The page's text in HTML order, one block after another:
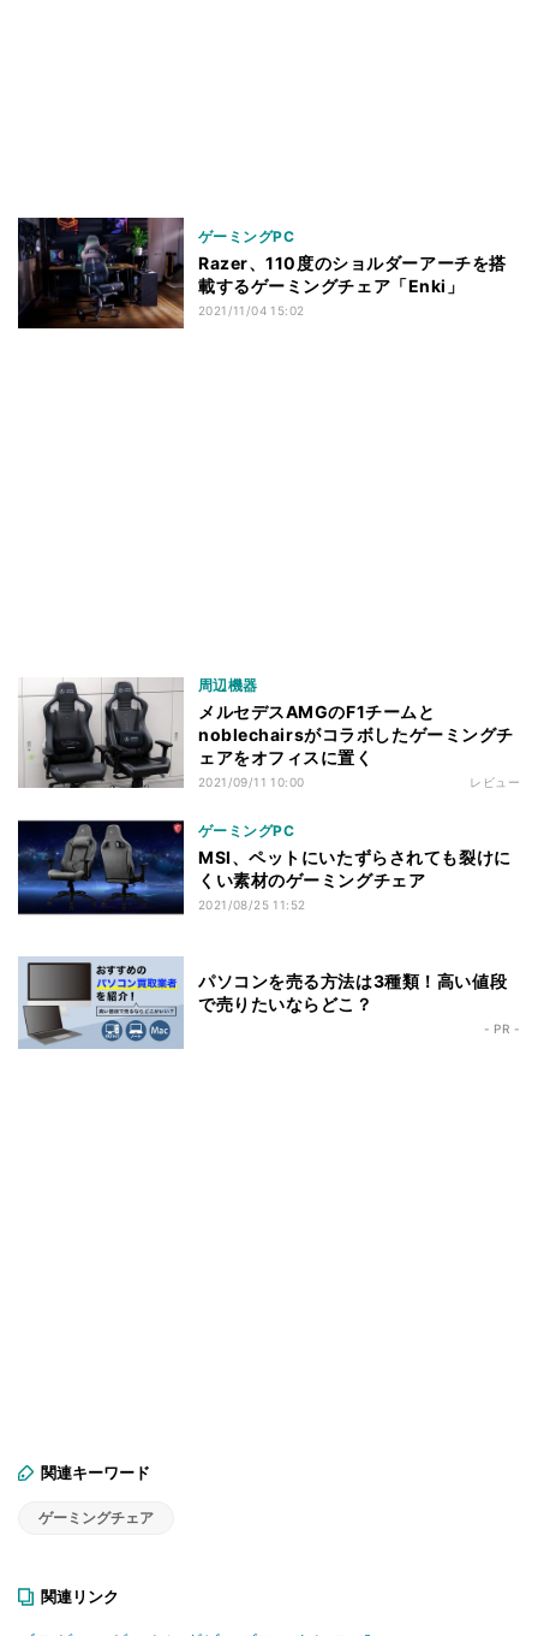
ゲーミングPC
Razer、110度のショルダーアーチを搭
載するゲーミングチェア「Enki」
2021/11/04 15:02
周辺機器
メルセデスAMGのF1チームと
noblechairsがコラボしたゲーミングチ
ェアをオフィスに置く
2021/09/11 10:00 レビュー
ゲーミングPC
MSI、ペットにいたずらされても裂けに
くい素材のゲーミングチェア
2021/08/25 11:52
パソコンを売る方法は3種類！高い値段
で売りたいならどこ？
- PR -
関連キーワード
ゲーミングチェア
関連リンク